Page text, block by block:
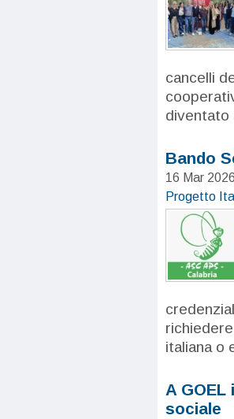
cancelli
diventato
Bando
16 Mar
Progetto
italiana o
A
sociale